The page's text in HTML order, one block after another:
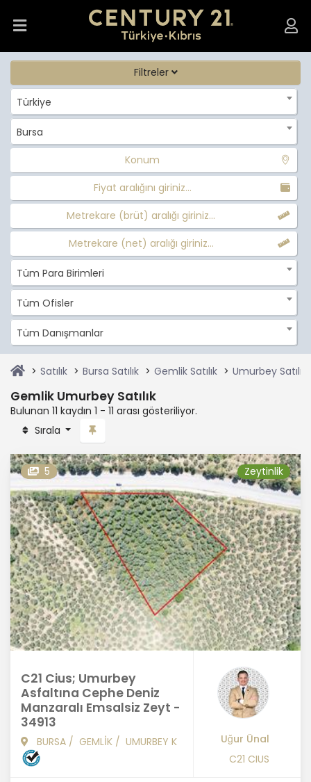
Filtreler
Türkiye
Bursa
Konum
Fiyat aralığını giriniz...
Metrekare (brüt) aralığı giriniz...
Metrekare (net) aralığı giriniz...
Tüm Para Birimleri
Tüm Ofisler
Tüm Danışmanlar
Satılık Bursa Satılık Gemlik Satılık Umurbey Satılık
Gemlik Umurbey Satılık
Bulunan 11 kaydın 1 - 11 arası gösteriliyor.
Sırala
5 Zeytinlik
C21 Cius; Umurbey
Asfaltına Cephe Deniz
Manzaralı Emsalsiz Zeyt -
34913
BURSA / GEMLİK / UMURBEY K
Uğur Ünal
C21 CIUS